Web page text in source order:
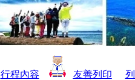
行程內容 友善列印